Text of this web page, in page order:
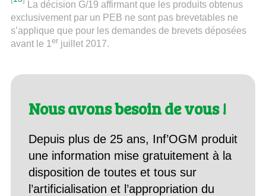
La décision G/19 affirmant que les produits obtenus
exclusivement par un PEB ne sont pas brevetables ne
s’applique que pour les demandes de brevets déposées
avant le 1 er juillet 2017.
Nous avons besoin de vous !
Depuis plus de 25 ans, Inf’OGM produit
une information mise gratuitement à la
disposition de toutes et tous sur
l’artificialisation et l’appropriation du